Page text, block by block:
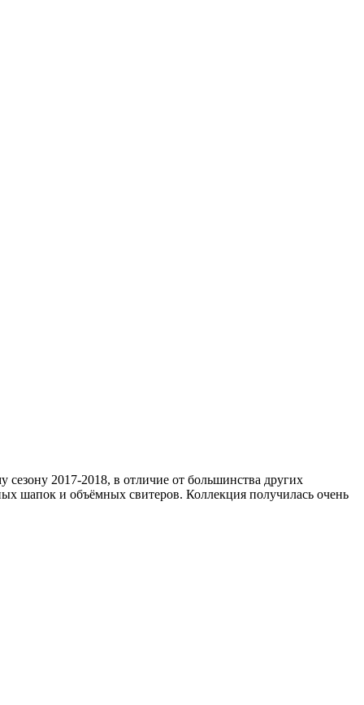
2017-2018, в отличие от большинства других
шапок и объёмных свитеров. Коллекция получилась очень